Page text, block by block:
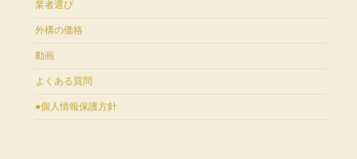
業者選び
外構の価格
動画
よくある質問
●個人情報保護方針